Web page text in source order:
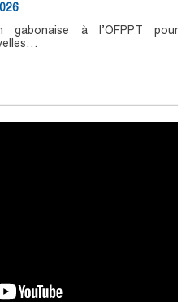
gabonaise à l’OFPPT pour